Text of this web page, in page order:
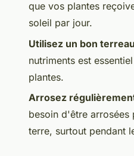
que vos plantes
soleil par jour.
Utilisez un bon terreau
nutriments est
plantes.
Arrosez
besoin d'être arrosées
terre, surtout pendant